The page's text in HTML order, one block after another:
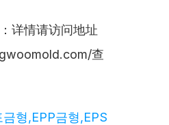
：详情请访问地址
查
형,EPP금형,EPS